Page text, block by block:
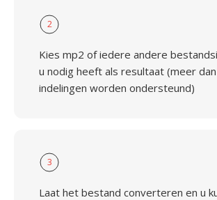
2
Kies mp2 of iedere andere
u nodig heeft als resultaat (meer
indelingen worden ondersteund)
3
Laat het bestand converteren en u